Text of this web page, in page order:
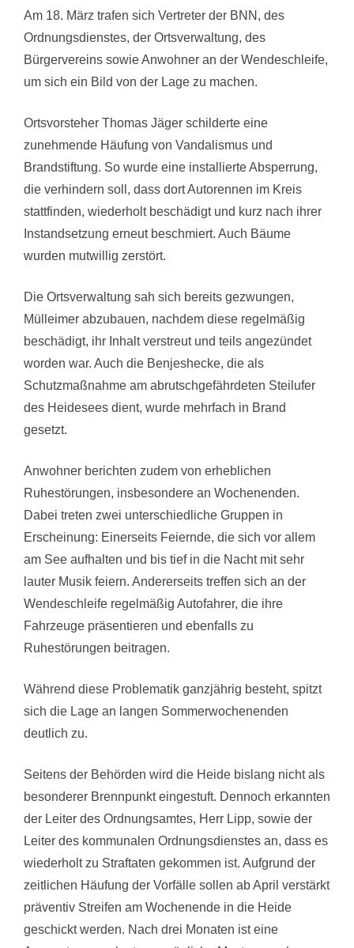
Am 18. März trafen sich Vertreter der BNN, des
Ordnungsdienstes, der Ortsverwaltung, des
Bürgervereins sowie Anwohner an der Wendeschleife,
um sich ein Bild von der Lage zu machen.
Ortsvorsteher Thomas Jäger schilderte eine
zunehmende Häufung von Vandalismus und
Brandstiftung. So wurde eine installierte Absperrung,
die verhindern soll, dass dort Autorennen im Kreis
stattfinden, wiederholt beschädigt und kurz nach ihrer
Instandsetzung erneut beschmiert. Auch Bäume
wurden mutwillig zerstört.
Die Ortsverwaltung sah sich bereits gezwungen,
Mülleimer abzubauen, nachdem diese regelmäßig
beschädigt, ihr Inhalt verstreut und teils angezündet
worden war. Auch die Benjeshecke, die als
Schutzmaßnahme am abrutschgefährdeten Steilufer
des Heidesees dient, wurde mehrfach in Brand
gesetzt.
Anwohner berichten zudem von erheblichen
Ruhestörungen, insbesondere an Wochenenden.
Dabei treten zwei unterschiedliche Gruppen in
Erscheinung: Einerseits Feiernde, die sich vor allem
am See aufhalten und bis tief in die Nacht mit sehr
lauter Musik feiern. Andererseits treffen sich an der
Wendeschleife regelmäßig Autofahrer, die ihre
Fahrzeuge präsentieren und ebenfalls zu
Ruhestörungen beitragen.
Während diese Problematik ganzjährig besteht, spitzt
sich die Lage an langen Sommerwochenenden
deutlich zu.
Seitens der Behörden wird die Heide bislang nicht als
besonderer Brennpunkt eingestuft. Dennoch erkannten
der Leiter des Ordnungsamtes, Herr Lipp, sowie der
Leiter des kommunalen Ordnungsdienstes an, dass es
wiederholt zu Straftaten gekommen ist. Aufgrund der
zeitlichen Häufung der Vorfälle sollen ab April verstärkt
präventiv Streifen am Wochenende in die Heide
geschickt werden. Nach drei Monaten ist eine